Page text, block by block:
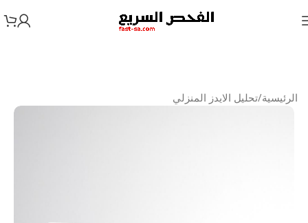
الرئيسية/تحليل الايدز المنزلي